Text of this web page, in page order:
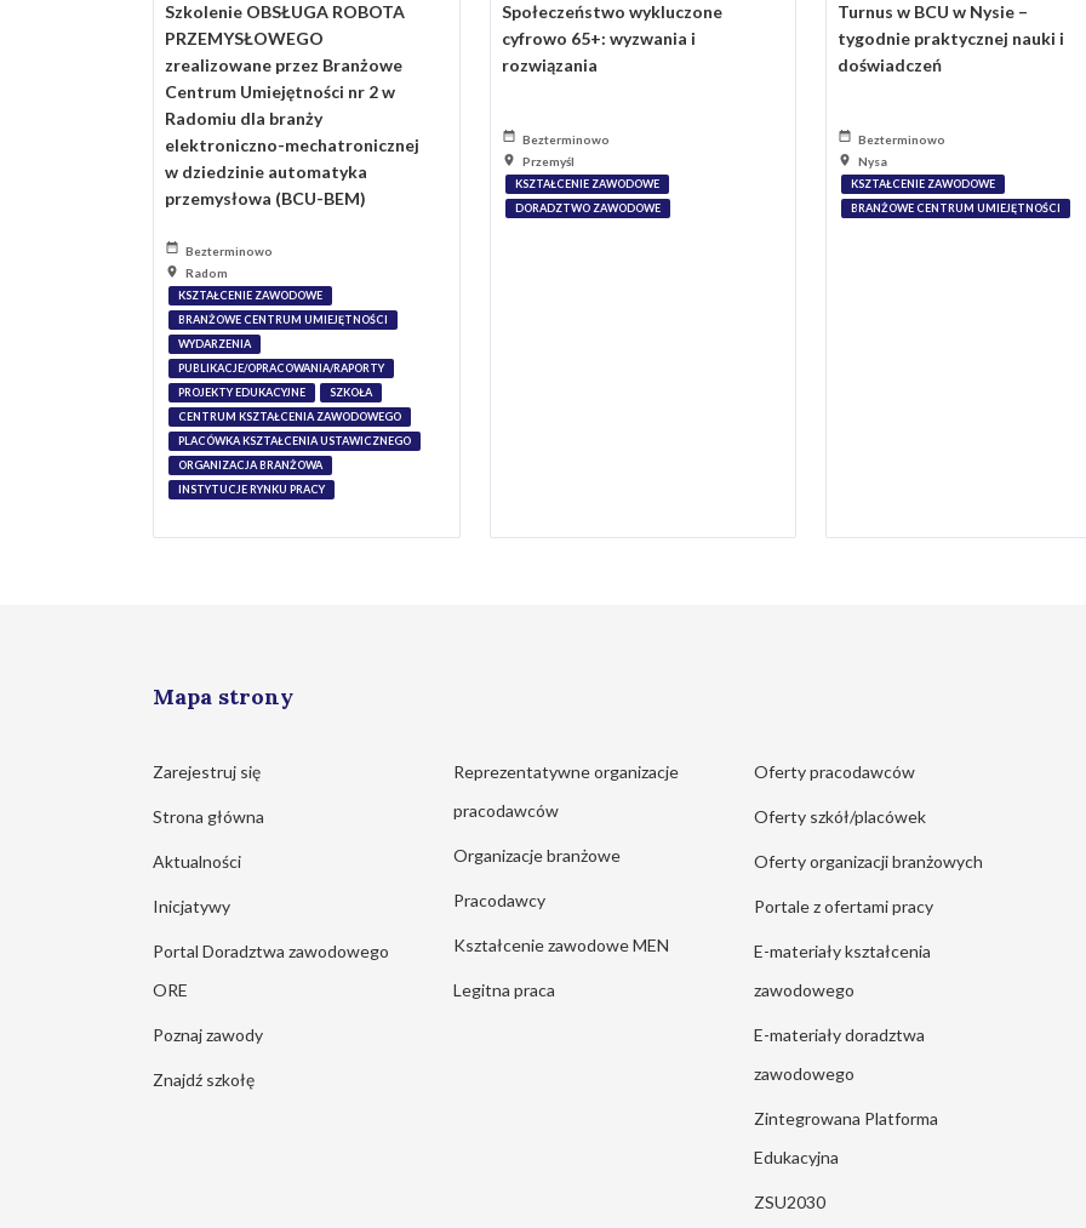
Szkolenie OBSŁUGA ROBOTA
PRZEMYSŁOWEGO
zrealizowane przez Branżowe
Centrum Umiejętności nr 2 w
Radomiu dla branży
elektroniczno-mechatronicznej
w dziedzinie automatyka
przemysłowa (BCU-BEM)
Bezterminowo
Radom
KSZTAŁCENIE ZAWODOWE
BRANŻOWE CENTRUM UMIEJĘTNOŚCI
WYDARZENIA
PUBLIKACJE/OPRACOWANIA/RAPORTY
PROJEKTY EDUKACYJNE
SZKOŁA
CENTRUM KSZTAŁCENIA ZAWODOWEGO
PLACÓWKA KSZTAŁCENIA USTAWICZNEGO
ORGANIZACJA BRANŻOWA
INSTYTUCJE RYNKU PRACY
Społeczeństwo wykluczone
cyfrowo 65+: wyzwania i
rozwiązania
Bezterminowo
Przemyśl
KSZTAŁCENIE ZAWODOWE
DORADZTWO ZAWODOWE
Turnus w BCU w Nysie –
tygodnie praktycznej nauki i
doświadczeń
Bezterminowo
Nysa
KSZTAŁCENIE ZAWODOWE
BRANŻOWE CENTRUM UMIEJĘTNOŚCI
Mapa strony
Zarejestruj się
Strona główna
Aktualności
Inicjatywy
Portal Doradztwa zawodowego
ORE
Poznaj zawody
Znajdź szkołę
Reprezentatywne organizacje
pracodawców
Organizacje branżowe
Pracodawcy
Kształcenie zawodowe MEN
Legitna praca
Oferty pracodawców
Oferty szkół/placówek
Oferty organizacji branżowych
Portale z ofertami pracy
E-materiały kształcenia
zawodowego
E-materiały doradztwa
zawodowego
Zintegrowana Platforma
Edukacyjna
ZSU2030